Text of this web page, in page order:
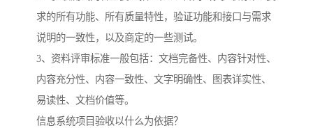
求的所有功能、所有质量特性，验证功能和接口与需求
说明的一致性，以及商定的一些测试。
3、资料评审标准一般包括：文档完备性、内容针对性、
内容充分性、内容一致性、文字明确性、图表详实性、
易读性、文档价值等。
信息系统项目验收以什么为依据？